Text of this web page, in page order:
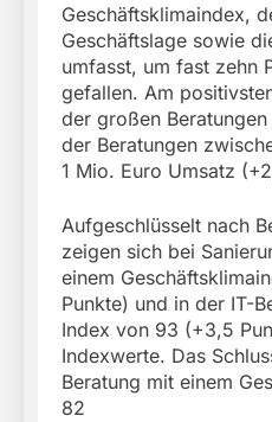
Geschäftsklimaindex,
Geschäftslage sowie
umfasst, um fast zehn
gefallen. Am
der großen
der Beratungen
1 Mio. Euro Umsatz
Aufgeschlüsselt nach
zeigen sich bei
einem
Punkte) und in der IT-
Index von 93 (+3,5
Indexwerte. Das
Beratung mit einem
82